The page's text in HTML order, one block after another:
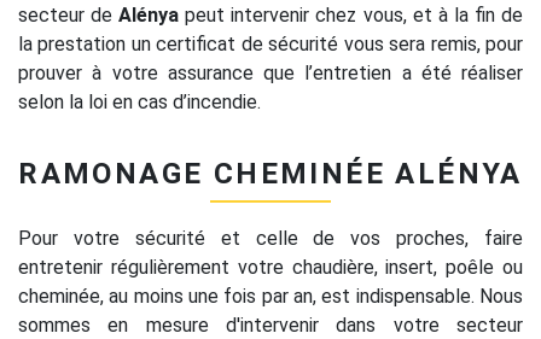
secteur deAlénya peut intervenir chez vous, et à la fin de
la prestation un certificat de sécurité vous sera remis, pour
prouver à votre assurance que l’entretien a été réaliser
selon la loi en cas d’incendie.
RAMONAGE CHEMINÉE ALÉNYA
Pour votre sécurité et celle de vos proches, faire
entretenir régulièrement votre chaudière, insert, poêle ou
cheminée, au moins une fois par an, est indispensable. Nous
sommes en mesure d'intervenir dans votre secteur